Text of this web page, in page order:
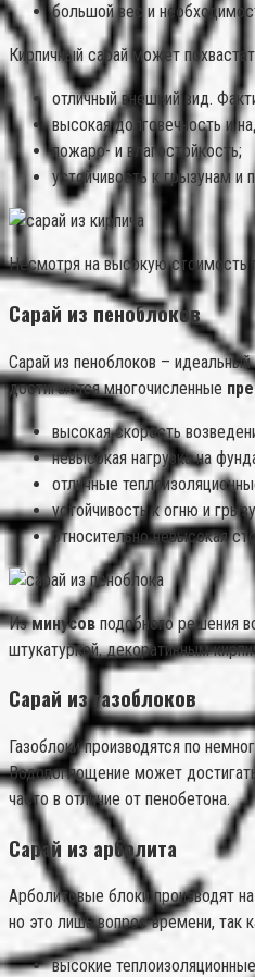
большой вес и
Кирпичный сарай может
отличный внешний вид.
высокая долговечность и
пожаро- и влагостойкость;
устойчивость к грызунам и
Несмотря на высокую стоимость
Сарай из пеноблоков
Сарай из пеноблоков –
достигаются многочисленные
высокая скорость
невысокая нагрузка на
отличные
устойчивость к огню и
относительно невысокая
Изминусов подобного решения
штукатуркой, декоративным
Сарай из газоблоков
Газоблоки производятся по
Водопоглощение может
часто в отличие от пенобетона.
Сарай из арболита
Арболитовые блоки производят
но это лишь вопрос времени, так
высокие